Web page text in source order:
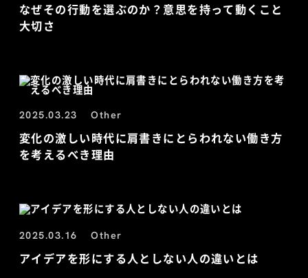
なぜその行動を選ぶのか？意思を持って動くこと
大切さ
2025.03.23 Other
変化の激しい時代に肩書きにとらわれない働き方
を考えるべき理由
2025.03.16 Other
アイデアを形にする人としない人の違いとは